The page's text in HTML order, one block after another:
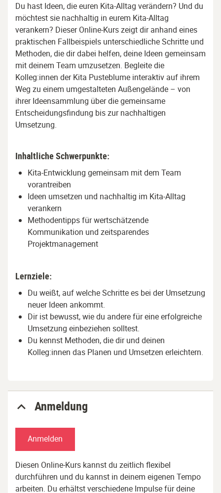
Du hast Ideen, die euren Kita-Alltag verändern? Und du
möchtest sie nachhaltig in eurem Kita-Alltag
verankern? Dieser Online-Kurs zeigt dir anhand eines
praktischen Fallbeispiels unterschiedliche Schritte und
Methoden, die dir dabei helfen, deine Ideen gemeinsam
mit deinem Team umzusetzen. Begleite die
Kolleg:innen der Kita Pusteblume interaktiv auf ihrem
Weg zu einem umgestalteten Außengelände – von
ihrer Ideensammlung über die gemeinsame
Entscheidungsfindung bis zur nachhaltigen
Umsetzung.
Inhaltliche Schwerpunkte:
Kita-Entwicklung gemeinsam mit dem Team
vorantreiben
Ideen umsetzen und nachhaltig im Kita-Alltag
verankern
Methodentipps für wertschätzende
Kommunikation und zeitsparendes
Projektmanagement
Lernziele:
Du weißt, auf welche Schritte es bei der Umsetzung
neuer Ideen ankommt.
Dir ist bewusst, wie du andere für eine erfolgreiche
Umsetzung einbeziehen solltest.
Du kennst Methoden, die dir und deinen
Kolleg:innen das Planen und Umsetzen erleichtern.
Anmeldung
Anmelden
Diesen Online-Kurs kannst du zeitlich flexibel
durchführen und du kannst in deinem eigenen Tempo
arbeiten. Du erhältst verschiedene Impulse für deine